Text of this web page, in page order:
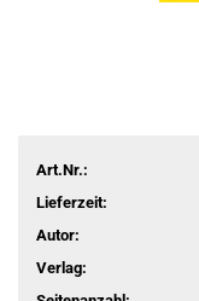
Art.Nr.:
Lieferzeit:
Autor:
Verlag: